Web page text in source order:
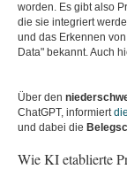
worden. Es gibt also
die sie integriert
und das Erkennen
Data" bekannt. Auch
Über den
ChatGPT, informiert
und dabei die
Wie KI etablierte